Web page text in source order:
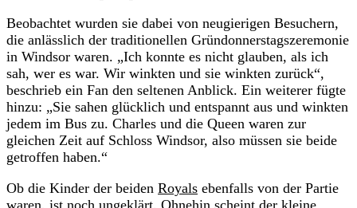
Beobachtet wurden sie dabei von neugierigen Besuchern,
die anlässlich der traditionellen Gründonnerstagszeremonie
in Windsor waren. „Ich konnte es nicht glauben, als ich
sah, wer es war. Wir winkten und sie winkten zurück“,
beschrieb ein Fan den seltenen Anblick. Ein weiterer fügte
hinzu: „Sie sahen glücklich und entspannt aus und winkten
jedem im Bus zu. Charles und die Queen waren zur
gleichen Zeit auf Schloss Windsor, also müssen sie beide
getroffen haben.“
Ob die Kinder der beiden Royals ebenfalls von der Partie
waren, ist noch ungeklärt. Ohnehin scheint der kleine